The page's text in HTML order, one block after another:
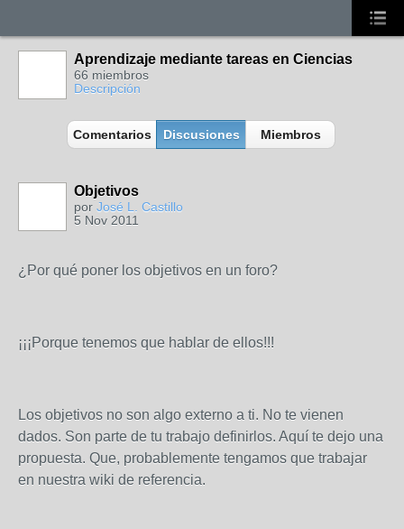
Aprendizaje mediante tareas en Ciencias
66 miembros
Descripción
Comentarios Discusiones Miembros
Objetivos
por José L. Castillo
5 Nov 2011
¿Por qué poner los objetivos en un foro?
¡¡¡Porque tenemos que hablar de ellos!!!
Los objetivos no son algo externo a ti. No te vienen
dados. Son parte de tu trabajo definirlos. Aquí te dejo una
propuesta. Que, probablemente tengamos que trabajar
en nuestra wiki de referencia.